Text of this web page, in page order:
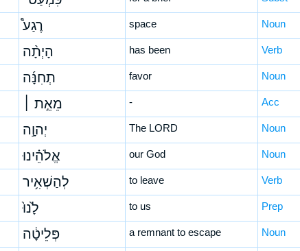
רֶגַע֩ space Noun
הָיְתָ֨ה has been Verb
תְחִנָּ֜ה favor Noun
מֵאֵ֣ת ׀ - Acc
יְהוָ֣ה The LORD Noun
אֱלֹהֵ֗ינוּ our God Noun
לְהַשְׁאִ֥יר to leave Verb
לָ֙נוּ֙ to us Prep
פְּלֵיטָ֔ה a remnant to escape Noun